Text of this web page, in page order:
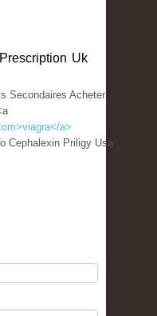
Uk
Secondaires Acheter
a>
Cephalexin Priligy Usa